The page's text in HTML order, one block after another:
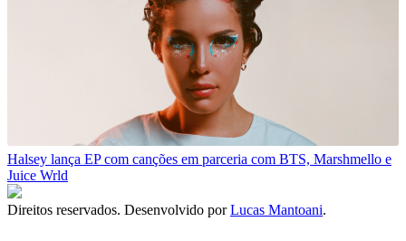
Halsey lança EP com canções em parceria com BTS, Marshmello e
Juice Wrld
Direitos reservados. Desenvolvido porLucas Mantoani.